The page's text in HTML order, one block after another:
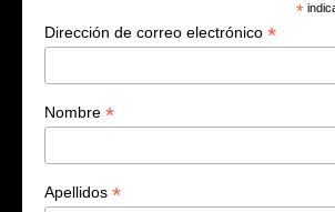
*
Dirección de correo electrónico *
Nombre *
Apellidos *